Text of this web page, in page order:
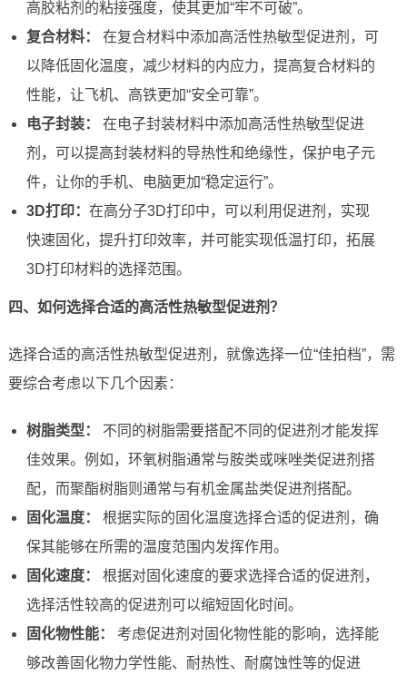
高胶粘剂的粘接强度，使其更加“牢不可破”。
复合材料：
在复合材料中添加高活性热敏型促进剂，可
以降低固化温度，减少材料的内应力，提高复合材料的
性能，让飞机、高铁更加“安全可靠”。
电子封装：
在电子封装材料中添加高活性热敏型促进
剂，可以提高封装材料的导热性和绝缘性，保护电子元
件，让你的手机、电脑更加“稳定运行”。
3D打印： 在高分子3D打印中，可以利用促进剂，实现
快速固化，提升打印效率，并可能实现低温打印，拓展
3D打印材料的选择范围。
四、如何选择合适的高活性热敏型促进剂？
选择合适的高活性热敏型促进剂，就像选择一位“佳拍档”，需
要综合考虑以下几个因素：
树脂类型：
不同的树脂需要搭配不同的促进剂才能发挥
佳效果。例如，环氧树脂通常与胺类或咪唑类促进剂搭
配，而聚酯树脂则通常与有机金属盐类促进剂搭配。
固化温度：
根据实际的固化温度选择合适的促进剂，确
保其能够在所需的温度范围内发挥作用。
固化速度：
根据对固化速度的要求选择合适的促进剂，
选择活性较高的促进剂可以缩短固化时间。
固化物性能：
考虑促进剂对固化物性能的影响，选择能
够改善固化物力学性能、耐热性、耐腐蚀性等的促进